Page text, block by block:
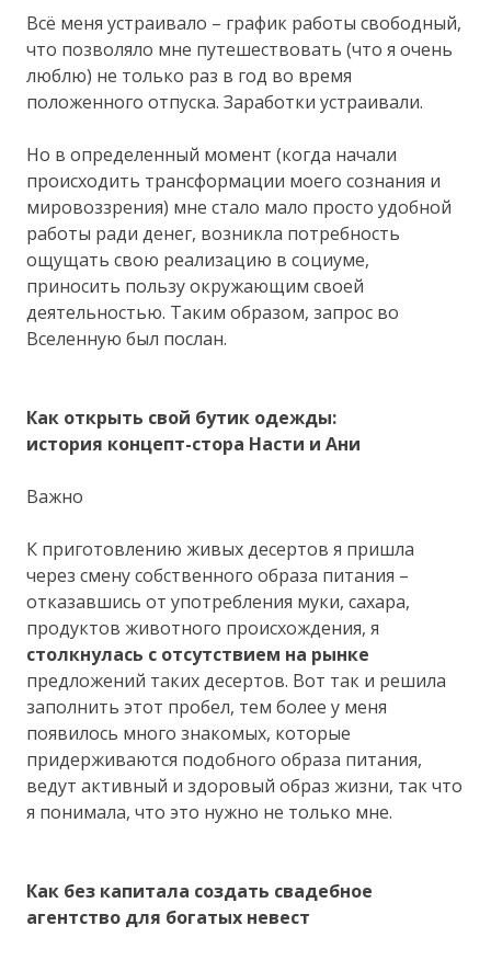
Всё меня устраивало – график работы свободный,
что позволяло мне путешествовать (что я очень
люблю) не только раз в год во время
положенного отпуска. Заработки устраивали.
Но в определенный момент (когда начали
происходить трансформации моего сознания и
мировоззрения) мне стало мало просто удобной
работы ради денег, возникла потребность
ощущать свою реализацию в социуме,
приносить пользу окружающим своей
деятельностью. Таким образом, запрос во
Вселенную был послан.
Как открыть свой бутик одежды:
история концепт-стора Насти и Ани
Важно
К приготовлению живых десертов я пришла
через смену собственного образа питания –
отказавшись от употребления муки, сахара,
продуктов животного происхождения, я
столкнулась с отсутствием на рынке
предложений таких десертов. Вот так и решила
заполнить этот пробел, тем более у меня
появилось много знакомых, которые
придерживаются подобного образа питания,
ведут активный и здоровый образ жизни, так что
я понимала, что это нужно не только мне.
Как без капитала создать свадебное
агентство для богатых невест